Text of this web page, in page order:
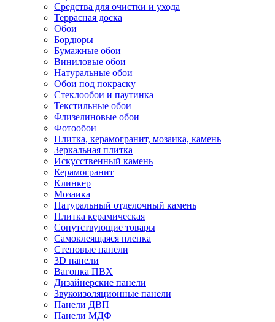
Средства для очистки и ухода
Террасная доска
Обои
Бордюры
Бумажные обои
Виниловые обои
Натуральные обои
Обои под покраску
Стеклообои и паутинка
Текстильные обои
Флизелиновые обои
Фотообои
Плитка, керамогранит, мозаика, камень
Зеркальная плитка
Искусственный камень
Керамогранит
Клинкер
Мозаика
Натуральный отделочный камень
Плитка керамическая
Сопутствующие товары
Самоклеящаяся пленка
Стеновые панели
3D панели
Вагонка ПВХ
Дизайнерские панели
Звукоизоляционные панели
Панели ДВП
Панели МДФ